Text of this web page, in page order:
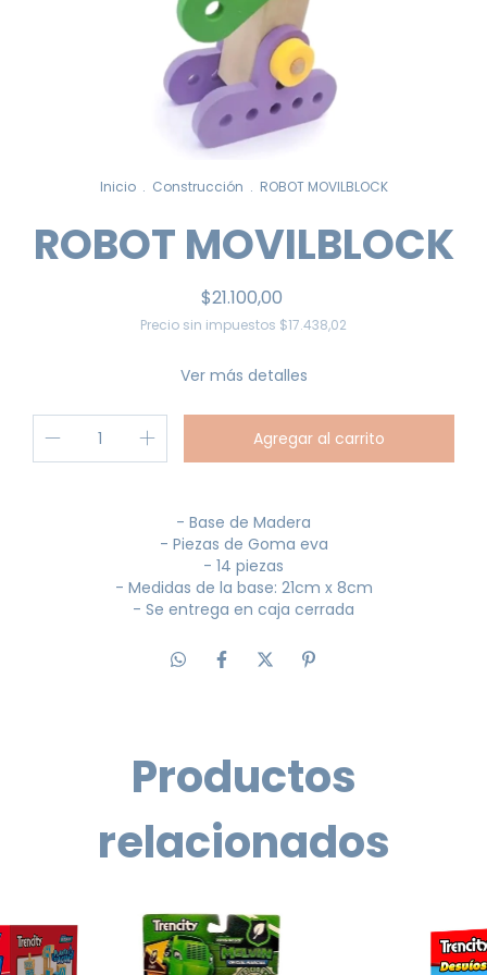
Inicio . Construcción . ROBOT MOVILBLOCK
ROBOT MOVILBLOCK
$21.100,00
Precio sin impuestos $17.438,02
Ver más detalles
- Base de Madera
- Piezas de Goma eva
- 14 piezas
- Medidas de la base: 21cm x 8cm
- Se entrega en caja cerrada
Productos
relacionados